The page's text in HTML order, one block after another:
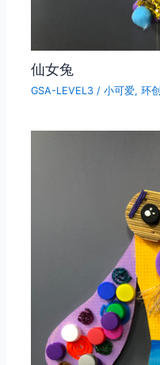
仙女兔
GSA-LEVEL3 /小可爱,环创